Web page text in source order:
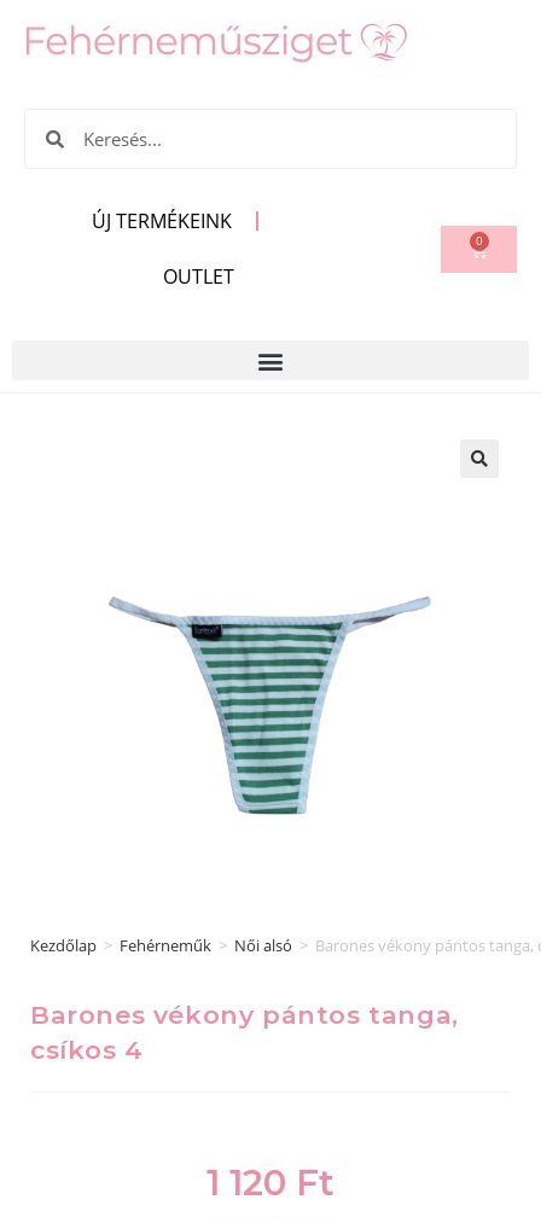
ÚJ TERMÉKEINK
OUTLET
0
Kezdőlap > Fehérneműk > Női alsó > Barones vékony pántos tanga,
Barones vékony pántos tanga,
csíkos 4
1 120 Ft